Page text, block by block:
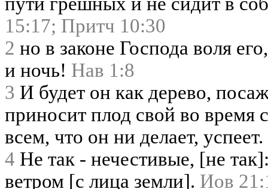
15:17; Притч 10:30
2 но в законе Господа воля
и ночь! Нав 1:8
3 И будет он как дерево,
приносит плод свой во время
всем, что он ни делает, успеет.
4 Не так - нечестивые, [не
ветром [с лица земли]. Иов